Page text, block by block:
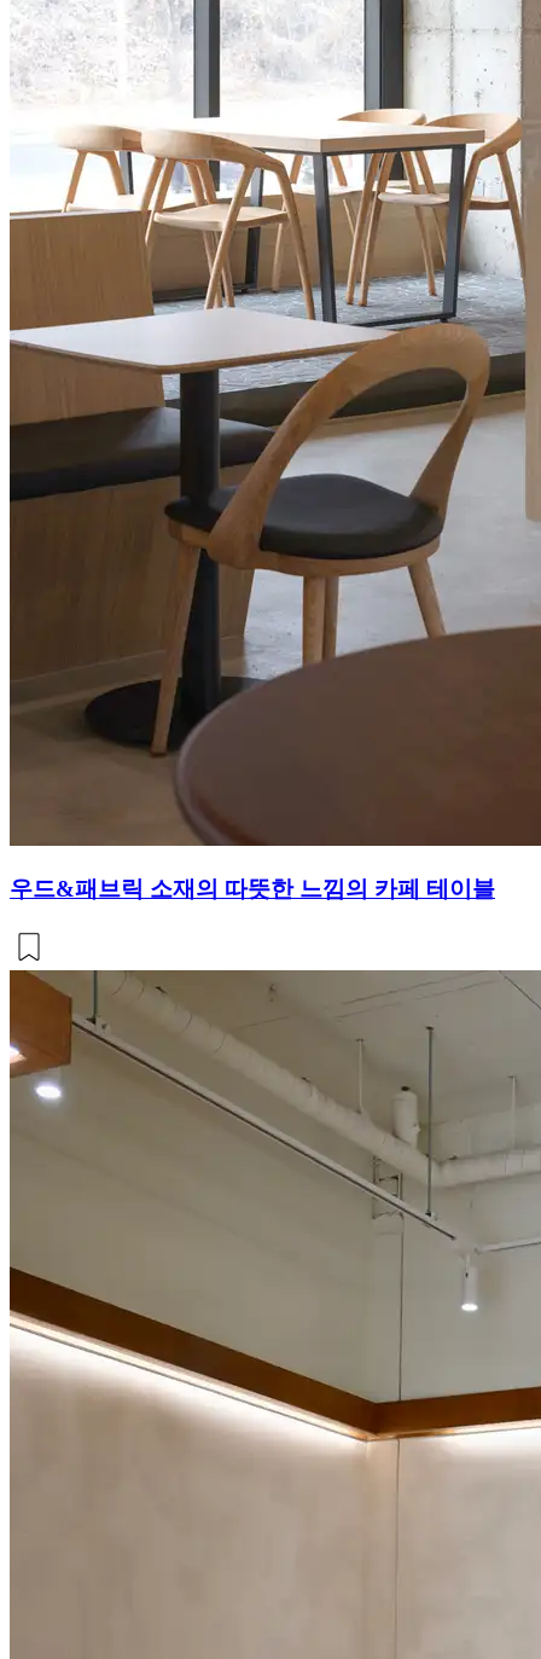
우드&패브릭 소재의 따뜻한 느낌의 카페 테이블